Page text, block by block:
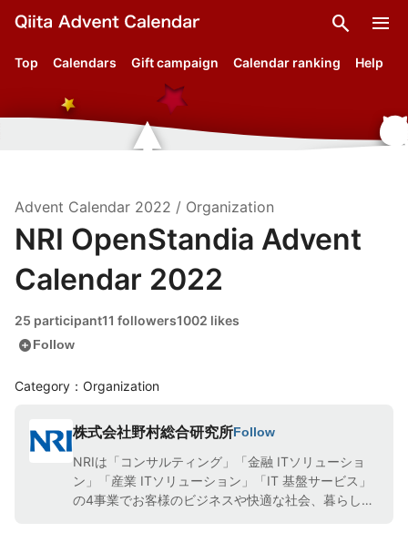
search menu
Top Calendars Gift campaign Calendar ranking Help
Advent Calendar 2022 / Organization
NRI OpenStandia Advent
Calendar 2022
25 participant11 followers1002 likes
add_circleFollow
Category：Organization
株式会社野村総合研究所Follow
NRIは「コンサルティング」「金融 ITソリューショ
ン」「産業 ITソリューション」「IT 基盤サービス」
の4事業でお客様のビジネスや快適な社会、暮らしを